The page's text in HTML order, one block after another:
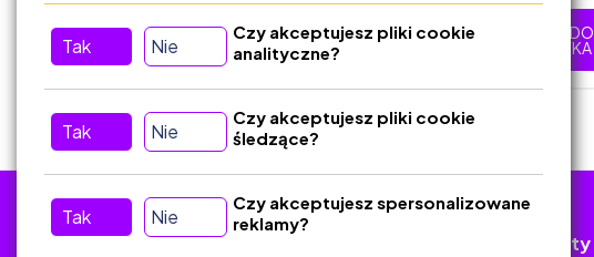
DODAJ DO
KOSZYKA
DODAJ DO
KOSZYKA
Tu nas znajdziesz Dokumenty
Tak Nie
Czy akceptujesz pliki cookie
analityczne?
Tak Nie
Czy akceptujesz pliki cookie
śledzące?
Tak Nie
Czy akceptujesz spersonalizowane
reklamy?